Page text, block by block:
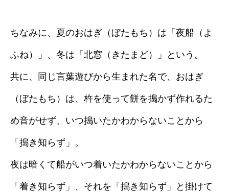
ちなみに、夏のおはぎ（ぼたもち）は「夜船（よ
ふね）」、冬は「北窓（きたまど）」という。
共に、同じ言葉遊びから生まれた名で、おはぎ
（ぼたもち）は、杵を使って餅を搗かず作れるた
め音がせず、いつ搗いたかわからないことから
「搗き知らず」。
夜は暗くて船がいつ着いたかわからないことから
「着き知らず」、それを「搗き知らず」と掛けて